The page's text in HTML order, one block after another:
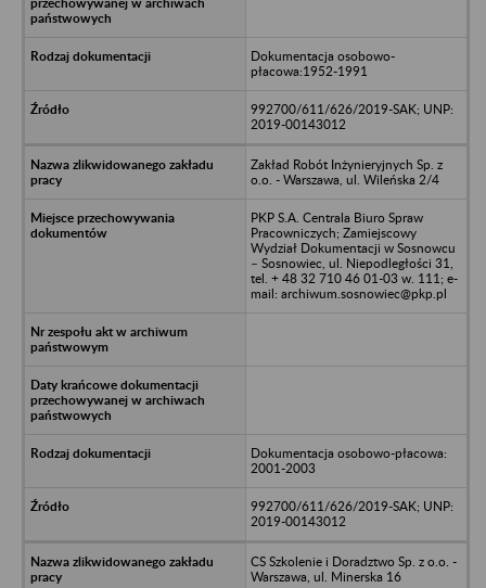
Dokumentacja osobowo-
płacowa:1952-1991
992700/611/626/2019-SAK; UNP:
2019-00143012
Zakład Robót Inżynieryjnych Sp. z
o.o. - Warszawa, ul. Wileńska 2/4
PKP S.A. Centrala Biuro Spraw
Pracowniczych; Zamiejscowy
Wydział Dokumentacji w Sosnowcu
– Sosnowiec, ul. Niepodległości 31,
tel. + 48 32 710 46 01-03 w. 111; e-
mail: archiwum.sosnowiec@pkp.pl
Dokumentacja osobowo-płacowa:
2001-2003
992700/611/626/2019-SAK; UNP:
2019-00143012
CS Szkolenie i Doradztwo Sp. z o.o. -
Warszawa, ul. Minerska 16